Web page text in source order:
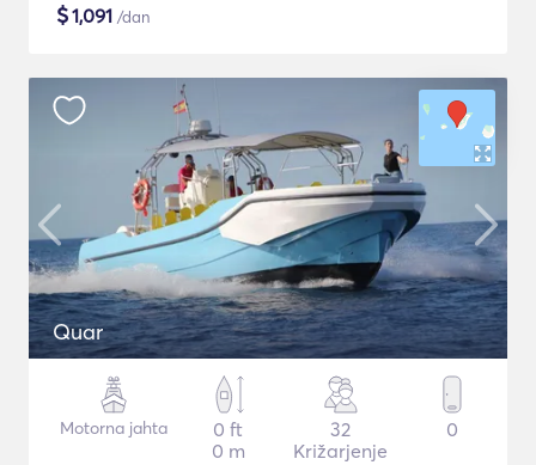
$1,091 /dan
Quar
Motorna jahta
0 ft
0 m
32
Križarjenje
0